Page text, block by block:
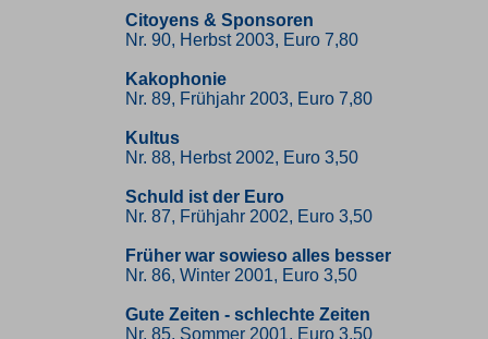
Citoyens & Sponsoren
Nr. 90, Herbst 2003, Euro 7,80
Kakophonie
Nr. 89, Frühjahr 2003, Euro 7,80
Kultus
Nr. 88, Herbst 2002, Euro 3,50
Schuld ist der Euro
Nr. 87, Frühjahr 2002, Euro 3,50
Früher war sowieso alles besser
Nr. 86, Winter 2001, Euro 3,50
Gute Zeiten - schlechte Zeiten
Nr. 85, Sommer 2001, Euro 3,50